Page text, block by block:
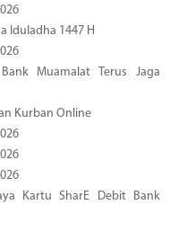
Iduladha 1447 H
Muamalat Terus Jaga
Kurban Online
Kartu SharE Debit Bank